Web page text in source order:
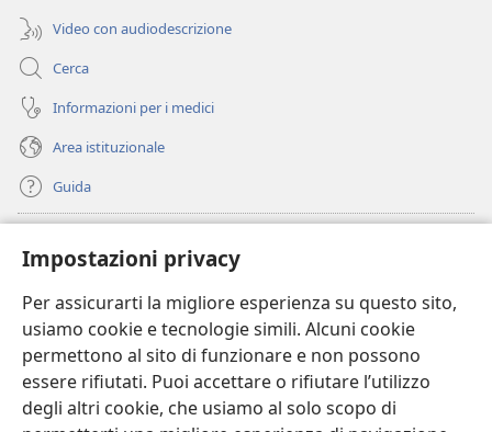
Impostazioni privacy
Per assicurarti la migliore esperienza su questo sito,
usiamo cookie e tecnologie simili. Alcuni cookie
permettono al sito di funzionare e non possono
essere rifiutati. Puoi accettare o rifiutare l’utilizzo
degli altri cookie, che usiamo al solo scopo di
Video con audiodescrizione
Cerca
Informazioni per i medici
Area istituzionale
Guida
(apre
una
nuova
finestra)
BIBLIOTECA ONLINE Watchtower
(apre
una
nuova
finestra)
JW Hub
(apre
una
nuova
finestra)
JW Library